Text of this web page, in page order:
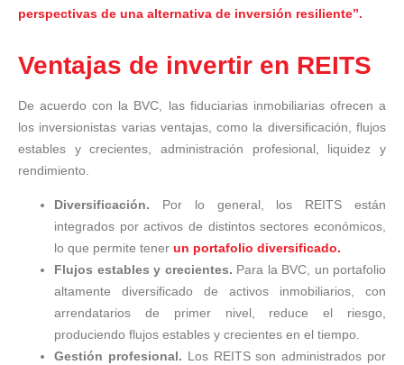
perspectivas de una alternativa de inversión resiliente”.
Ventajas de invertir en REITS
De acuerdo con la BVC, las fiduciarias inmobiliarias ofrecen a
los inversionistas varias ventajas, como la diversificación, flujos
estables y crecientes, administración profesional, liquidez y
rendimiento.
Diversificación. Por lo general, los REITS están
integrados por activos de distintos sectores económicos,
lo que permite tener un portafolio diversificado.
Flujos estables y crecientes. Para la BVC, un portafolio
altamente diversificado de activos inmobiliarios, con
arrendatarios de primer nivel, reduce el riesgo,
produciendo flujos estables y crecientes en el tiempo.
Gestión profesional. Los REITS son administrados por